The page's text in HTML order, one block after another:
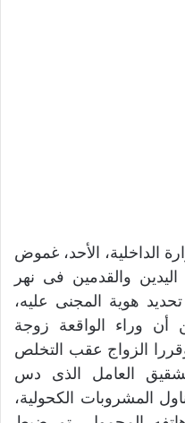
الداخلية، الأحد، غموض
والقدمين فى نهر
هوية المجنى عليه،
أن وراء الواقعة زوجة
الزواج عقب التخلص
العامل الذى دس
المشروبات الكحولية،